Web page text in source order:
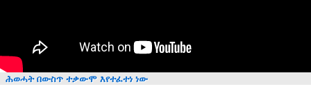
ሕወሓት በውስጥ ተቃውሞ እየተፈተነ ነው